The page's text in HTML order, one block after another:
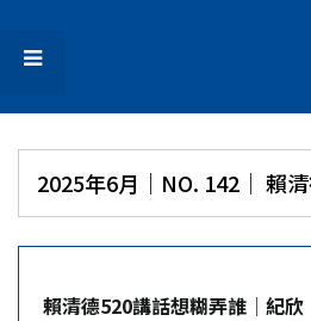
2025年6月｜NO. 142│ 賴
賴清德520講話想糊弄誰│紀欣